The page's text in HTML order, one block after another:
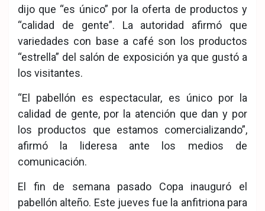
dijo que “es único” por la oferta de productos y
“calidad de gente”. La autoridad afirmó que
variedades con base a café son los productos
“estrella” del salón de exposición ya que gustó a
los visitantes.
“El pabellón es espectacular, es único por la
calidad de gente, por la atención que dan y por
los productos que estamos comercializando”,
afirmó la lideresa ante los medios de
comunicación.
El fin de semana pasado Copa inauguró el
pabellón alteño. Este jueves fue la anfitriona para